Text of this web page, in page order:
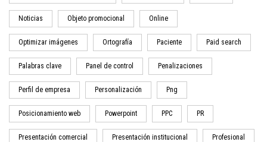
Noticias Objeto promocional Online
Optimizar imágenes Ortografía Paciente Paid search
Palabras clave Panel de control Penalizaciones
Perfil de empresa Personalización Png
Posicionamiento web Powerpoint PPC PR
Presentación comercial Presentación institucional Profesional